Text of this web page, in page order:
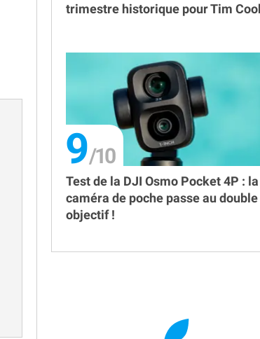
trimestre historique pour Tim
9
Test de la DJI Osmo Pocket 4P : la
caméra de poche passe au double
objectif !